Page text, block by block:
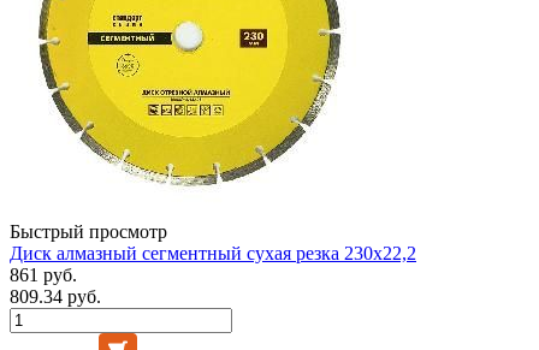
Быстрый просмотр
Диск алмазный сегментный сухая резка 230х22,2
861 руб.
809.34 руб.